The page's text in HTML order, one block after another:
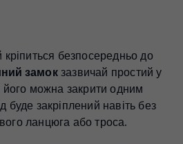
безпосередньо до
замокзазвичай простий у
його можна закрити одним
буде закріплений навіть без
ланцюга або троса.